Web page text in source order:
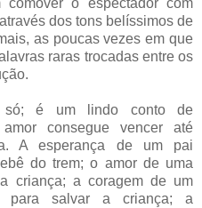
o espectador com
dos tons belíssimos de
as poucas vezes em que
raras trocadas entre os
é um lindo conto de
consegue vencer até
A esperança de um pai
do trem; o amor de uma
criança; a coragem de um
para salvar a criança; a